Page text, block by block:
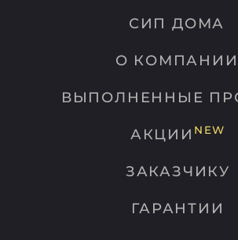
СИП ДОМА
О КОМПАНИИ
ВЫПОЛНЕННЫЕ
АКЦИИ NEW
ЗАКАЗЧИКУ
ГАРАНТИИ